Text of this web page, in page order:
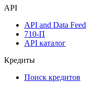
API
API and Data Feed
710-П
API каталог
Кредиты
Поиск кредитов